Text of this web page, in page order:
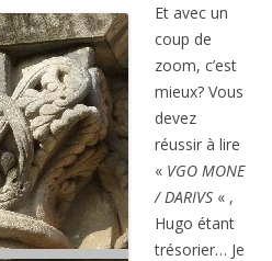
Et avec un
coup de
zoom, c’est
mieux? Vous
devez
réussir à lire
« VGO MONE
/ DARIVS « ,
Hugo étant
trésorier… Je